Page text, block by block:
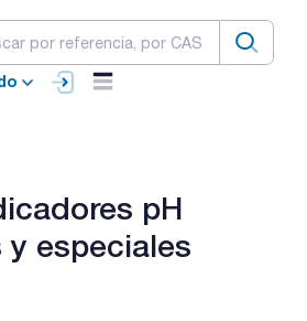
pH
y especiales